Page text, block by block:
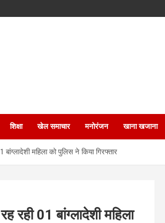
शिक्षा खेल समाचार मनोरंजन खाना खजाना
महिला को पुलिस ने किया गिरफ्तार
रही 01 बांग्लादेशी महिला